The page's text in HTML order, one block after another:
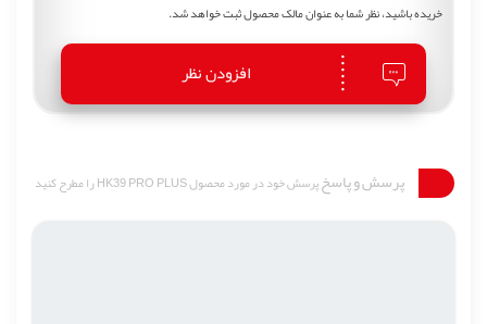
خریده باشید، نظر شما به عنوان مالک محصول ثبت خواهد شد.
افزودن نظر
پرسش و پاسخپرسش خود در مورد محصول HK39 PRO PLUS را مطرح کنید